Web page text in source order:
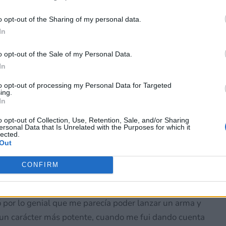
por no participar en la divulgación adicional de su información
en la Lista de participantes intermedios de la IAB.
opt-out of the Sharing of my personal data.
opt-out of the Sale of my Personal Data.
opt-out of processing my Personal Data for Targeted
opt-out of Collection, Use, Retention, Sale, and/or Sharing
Data that Is Unrelated with the Purposes for which it
CONFIRM
lo genial que me parecía poder lanzar un arma y
carácter más potente, cuando me fui dando cuenta